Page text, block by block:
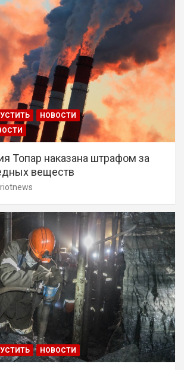
НОВОСТИ
Топар наказана штрафом за
веществ
НОВОСТИ